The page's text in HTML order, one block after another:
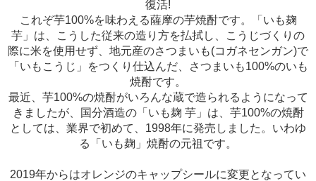
復活!
これぞ芋100%を味わえる薩摩の芋焼酎です。「いも麹
芋」は、こうした従来の造り方を払拭し、こうじづくりの
際に米を使用せず、地元産のさつまいも(コガネセンガン)で
「いもこうじ」をつくり仕込んだ、さつまいも100%のいも
焼酎です。
最近、芋100%の焼酎がいろんな蔵で造られるようになって
きましたが、国分酒造の「いも麹 芋」は、芋100%の焼酎
としては、業界で初めて、1998年に発売しました。いわゆ
る「いも麹」焼酎の元祖です。
2019年からはオレンジのキャップシールに変更となってい